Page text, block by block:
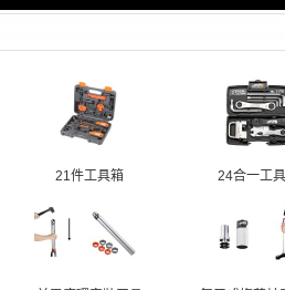
21件工具箱 24合一工